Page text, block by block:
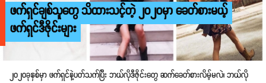
ဖက်ရှင်ချစ်သူတွေ သိထားသင့်တဲ့ ၂၀၂ဝမှာ ခေတ်စားမယ့်
ဖက်ရှင်ဒီဇိုင်းများ
၂၀၂ဝခုနှစ်မှာ ဖက်ရှင်နဲ့ပတ်သက်ပြီး ဘယ်လိုဒီဇိုင်းတွေ ဆက်ခေတ်စားလိမ့်မလဲ၊ ဘယ်လို